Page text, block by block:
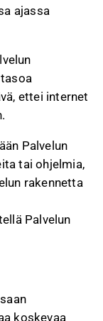
ajassa
ettei internet
Palvelun
tai ohjelmia,
rakennetta
Palvelun
koskevaa